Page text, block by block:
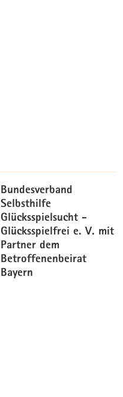
Bundesverband
Selbsthilfe
Glücksspielsucht -
Glücksspielfrei e. V. mit
Partner dem
Betroffenenbeirat
Bayern